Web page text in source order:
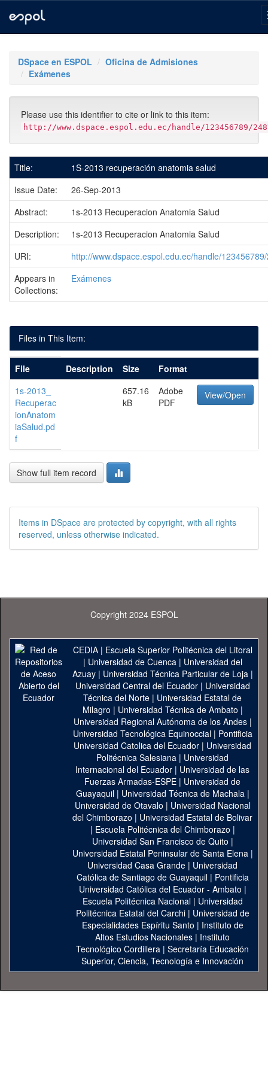
navigationDSpace en ESPOL
Oficina de Admisiones
Exámenes
Please use this identifier to cite or link to this item:
http://www.dspace.espol.edu.ec/handle/123456789/
Title:
1S-2013 recuperación anatomia salud
Issue Date:
26-Sep-2013
Abstract:
1s-2013 Recuperacion Anatomia Salud
Description:
1s-2013 Recuperacion Anatomia Salud
URI:
http://www.dspace.espol.edu.ec/handle/
Appears in
Collections:
Exámenes
Files in This Item:
File Description Size
Format
1s-2013_
Recuperac
ionAnatom
iaSalud.pd
f
657.16
kB
Adobe
PDF
View/Open
Show full item record
Items in DSpace are protected by copyright, with all rights
reserved, unless otherwise indicated.
Copyright 2024 ESPOL
CEDIA| Escuela Superior Politécnica del Litoral
| Universidad de Cuenca| Universidad del
Azuay| Universidad Técnica Particular de Loja|
Universidad Central del Ecuador| Universidad
Técnica del Norte | Universidad Estatal de
Milagro | Universidad Técnica de Ambato |
Universidad Regional Autónoma de los Andes|
Universidad Tecnológica Equinoccial| Pontificia
Universidad Catolica del Ecuador | Universidad
Politécnica Salesiana | Universidad
Internacional del Ecuador | Universidad de las
Fuerzas Armadas-ESPE | Universidad de
Guayaquil| Universidad Técnica de Machala|
Universidad de Otavalo | Universidad Nacional
del Chimborazo | Universidad Estatal de Bolivar
| Escuela Politécnica del Chimborazo |
Universidad San Francisco de Quito |
Universidad Estatal Peninsular de Santa Elena|
Universidad Casa Grande | Universidad
Católica de Santiago de Guayaquil| Pontificia
Universidad Católica del Ecuador - Ambato |
Escuela Politécnica Nacional| Universidad
Politécnica Estatal del Carchi| Universidad de
Especialidades Espíritu Santo | Instituto de
Altos Estudios Nacionales | Instituto
Tecnológico Cordillera | Secretaría Educación
Superior, Ciencia, Tecnología e Innovación